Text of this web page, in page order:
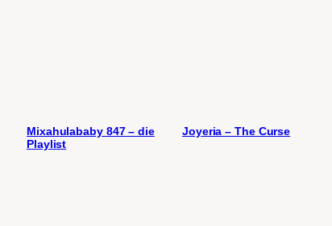
Mixahulababy 847 – die
Playlist
Joyeria – The Curse